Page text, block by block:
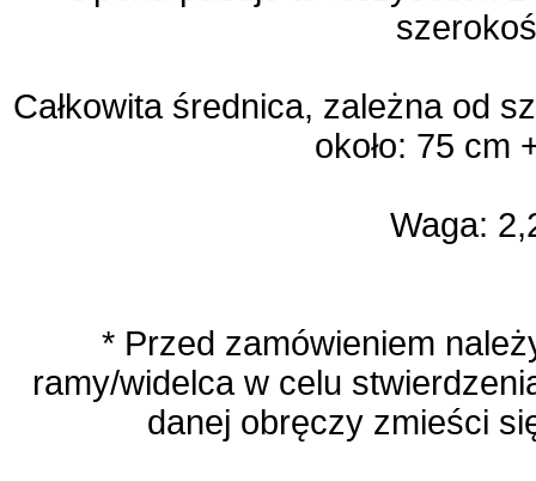
Całkowita średnica, zależna od
około: 75 cm
Waga:
* Przed zamówieniem
ramy/widelca w celu
danej obręczy zmieści